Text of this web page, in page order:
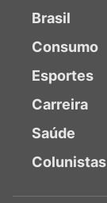
Brasil
Consumo
Esportes
Carreira
Saúde
Colunistas